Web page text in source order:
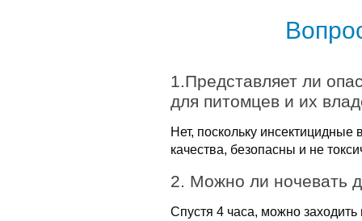
1.Представляет ли
для питомцев и их
Нет, поскольку
качества, безопасны и не
2. Можно ли ночевать
Спустя 4 часа, можно